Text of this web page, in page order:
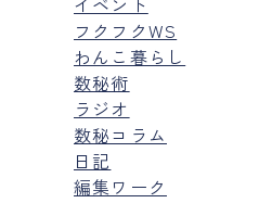
フクフクWS
わんこ暮らし
数秘術
ラジオ
数秘コラム
日記
編集ワーク